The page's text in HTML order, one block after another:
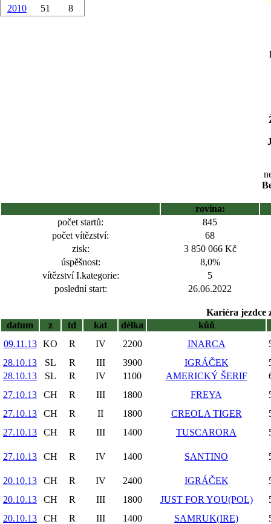
2010
51 8
rovina:
počet startů:
845
počet vítězství:
68
zisk:
3 850 066 Kč
úspěšnost:
8,0%
vítězství I.kategorie:
5
poslední start:
26.06.2022
Kariéra jezdce
datum
z td kat délka kůň
09.11.13
KO R IV 2200 INARCA
28.10.13
SL R III 3900 IGRÁČEK
28.10.13
SL R IV 1100 AMERICKÝ ŠERIF
27.10.13
CH R III 1800 FREYA
27.10.13
CH R II 1800 CREOLA TIGER
27.10.13
CH R III 1400 TUSCARORA
27.10.13 CH R IV 1400 SANTINO
20.10.13 CH R IV 2400 IGRÁČEK
20.10.13
CH R III 1800 JUST FOR YOU(POL)
20.10.13
CH R III 1400 SAMRUK(IRE)